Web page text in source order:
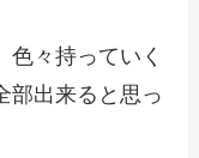
々持っていく
部出来ると思っ